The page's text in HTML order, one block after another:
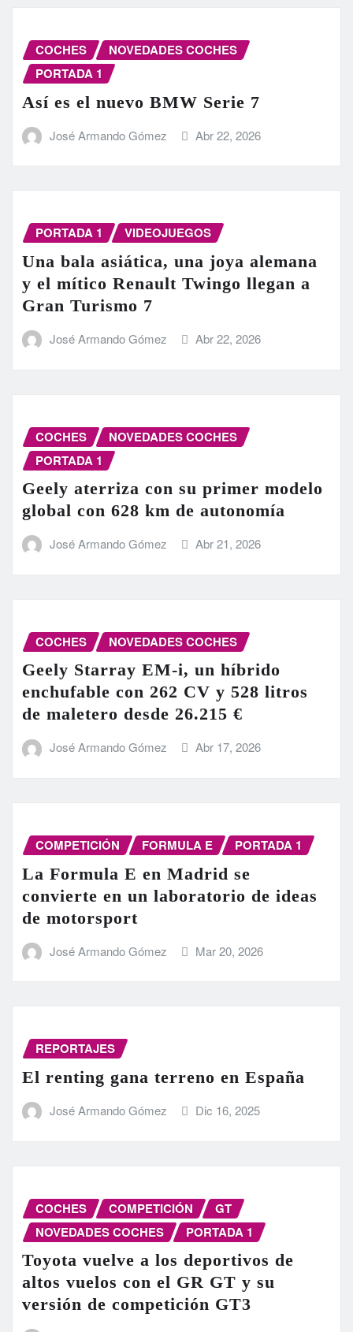
COCHES
NOVEDADES COCHES
PORTADA 1
Así es el nuevo BMW Serie 7
José Armando Gómez Abr 22, 2026
PORTADA 1 VIDEOJUEGOS
Una bala asiática, una joya alemana
y el mítico Renault Twingo llegan a
Gran Turismo 7
José Armando Gómez Abr 22, 2026
COCHES
NOVEDADES COCHES
PORTADA 1
Geely aterriza con su primer modelo
global con 628 km de autonomía
José Armando Gómez Abr 21, 2026
COCHES NOVEDADES COCHES
Geely Starray EM-i, un híbrido
enchufable con 262 CV y 528 litros
de maletero desde 26.215 €
José Armando Gómez Abr 17, 2026
COMPETICIÓN FORMULA E PORTADA 1
La Formula E en Madrid se
convierte en un laboratorio de ideas
de motorsport
José Armando Gómez Mar 20, 2026
REPORTAJES
El renting gana terreno en España
José Armando Gómez Dic 16, 2025
COCHES COMPETICIÓN
GT
NOVEDADES COCHES
PORTADA 1
Toyota vuelve a los deportivos de
altos vuelos con el GR GT y su
versión de competición GT3